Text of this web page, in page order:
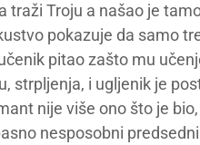
traži Troju a našao je
pokazuje da samo
pitao zašto mu
strpljenja, i ugljenik je
nije više ono što je
nesposobni